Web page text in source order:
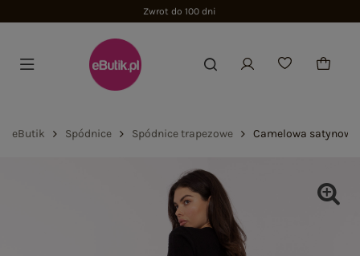
Zwrot do 100 dni
eButik Spódnice Spódnice trapezowe Camelowa